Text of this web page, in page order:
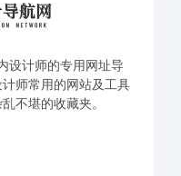
设计师的专用网址导
师常用的网站及工具
不堪的收藏夹。